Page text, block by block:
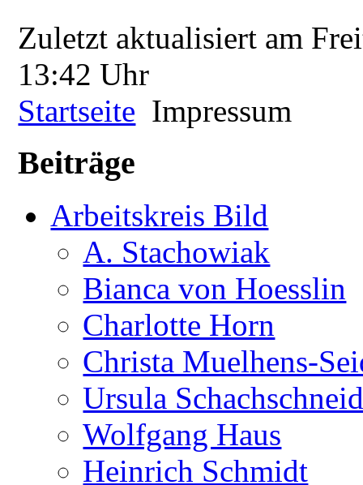
Zuletzt aktualisiert am
13:42 Uhr
Startseite Impressum
Beiträge
Arbeitskreis Bild
A. Stachowiak
Bianca von Hoesslin
Charlotte Horn
Christa Muelhens-
Ursula
Wolfgang Haus
Heinrich Schmidt